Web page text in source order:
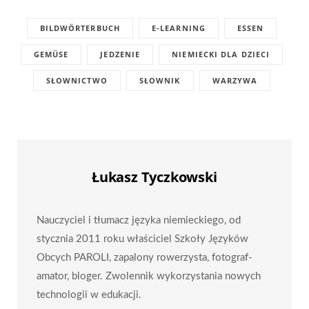
BILDWÖRTERBUCH E-LEARNING ESSEN
GEMÜSE JEDZENIE NIEMIECKI DLA DZIECI
SŁOWNICTWO SŁOWNIK WARZYWA
Łukasz Tyczkowski
Nauczyciel i tłumacz języka niemieckiego, od
stycznia 2011 roku właściciel Szkoły Języków
Obcych PAROLI, zapalony rowerzysta, fotograf-
amator, bloger. Zwolennik wykorzystania nowych
technologii w edukacji.